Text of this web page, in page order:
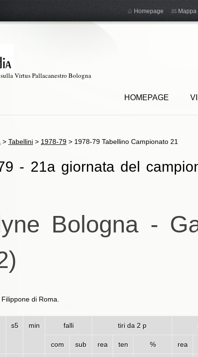
Virtus Pallacanestro Bologna
HOMEPAGE
Homepage
> Tabellini > 1978-79 > 1978-79 Tabellino Campionato 21
- 21a giornata del
Bologna -
di Roma.
s5 min falli tiri da 2 p
com sub rea ten % rea